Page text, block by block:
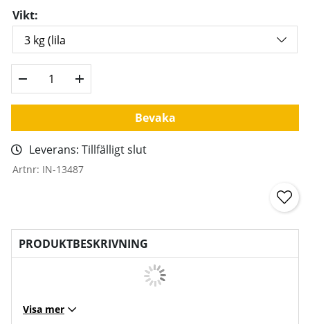
Vikt:
Bevaka
Leverans: Tillfälligt slut
Artnr: IN-13487
PRODUKTBESKRIVNING
Visa mer